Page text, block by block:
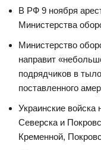
В РФ 9 ноября
Министерства
Министерство
направит
подрядчиков в
поставленного
Украинские войска
Северска и
Кременной,